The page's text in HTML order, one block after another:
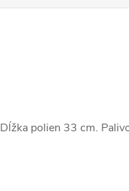
Dĺžka polien 33 cm.